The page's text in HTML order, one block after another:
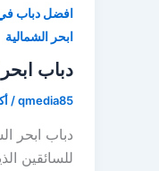
افضل دباب في
ابحر الشمالية
دباب
qmedia85
/
دباب ابحر
للسائقين